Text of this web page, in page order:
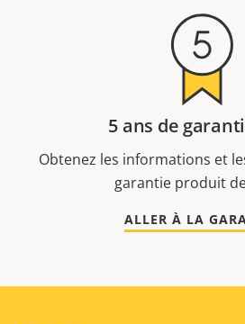
5 ans de
Obtenez les informations et
garantie produit
ALLER À LA